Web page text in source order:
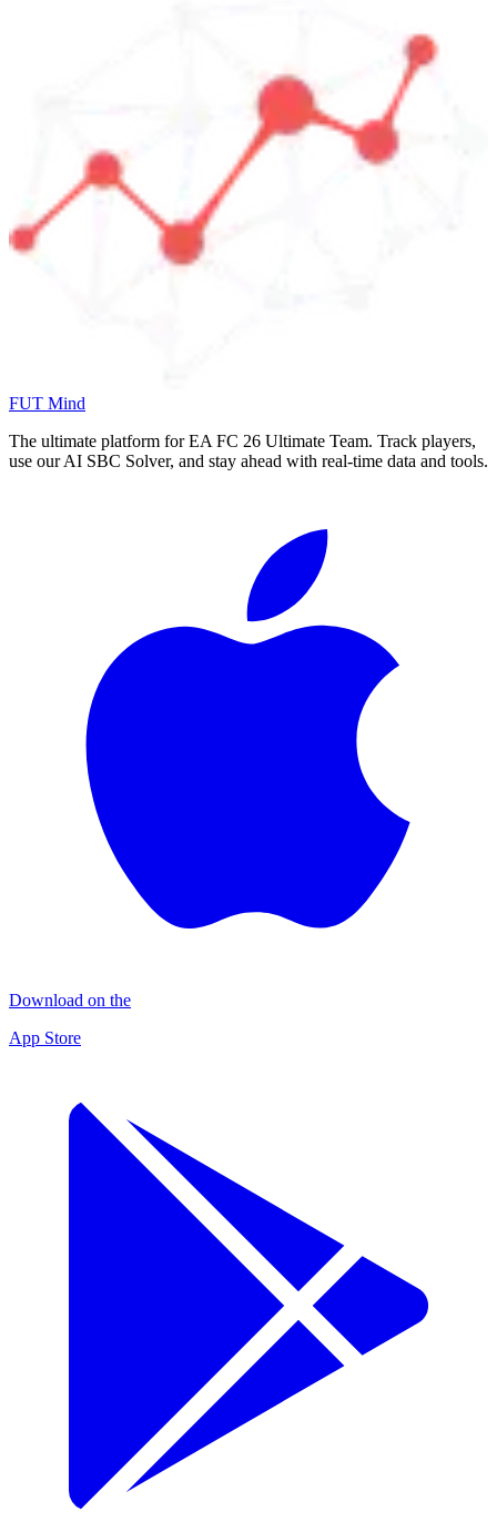
FUT Mind
The ultimate platform for EA FC 26 Ultimate Team. Track players,
use our AI SBC Solver, and stay ahead with real-time data and tools.
Download on the
App Store